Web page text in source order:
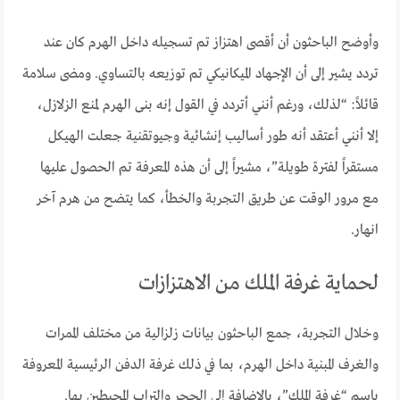
وأوضح الباحثون أن أقصى اهتزاز تم تسجيله داخل الهرم كان عند
تردد يشير إلى أن الإجهاد الميكانيكي تم توزيعه بالتساوي. ومضى سلامة
قائلاً: “لذلك، ورغم أنني أتردد في القول إنه بنى الهرم لمنع الزلازل،
إلا أنني أعتقد أنه طور أساليب إنشائية وجيوتقنية جعلت الهيكل
مستقراً لفترة طويلة”، مشيراً إلى أن هذه المعرفة تم الحصول عليها
مع مرور الوقت عن طريق التجربة والخطأ، كما يتضح من هرم آخر
انهار.
لحماية غرفة الملك من الاهتزازات
وخلال التجربة، جمع الباحثون بيانات زلزالية من مختلف الممرات
والغرف المبنية داخل الهرم، بما في ذلك غرفة الدفن الرئيسية المعروفة